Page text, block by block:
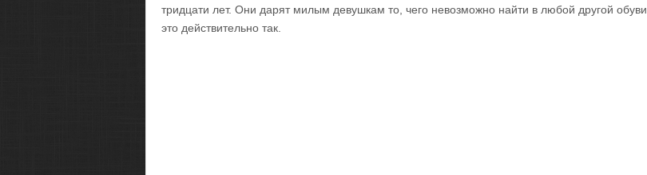
тридцати лет. Они дарят милым девушкам то, чего невозможно найти в любой другой обуви,
это действительно так.